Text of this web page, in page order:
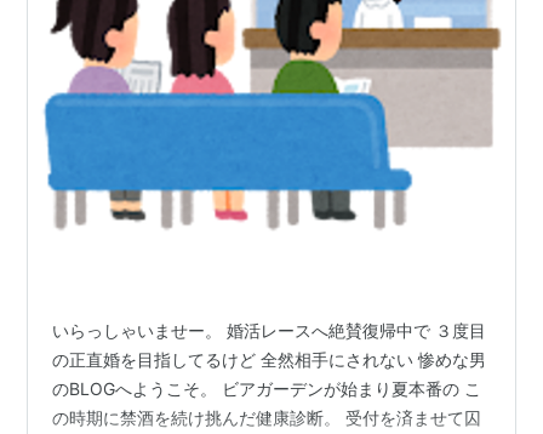
いらっしゃいませー。 婚活レースへ絶賛復帰中で ３度目
の正直婚を目指してるけど 全然相手にされない 惨めな男
のBLOGへようこそ。 ビアガーデンが始まり夏本番の こ
の時期に禁酒を続け挑んだ健康診断。 受付を済ませて囚